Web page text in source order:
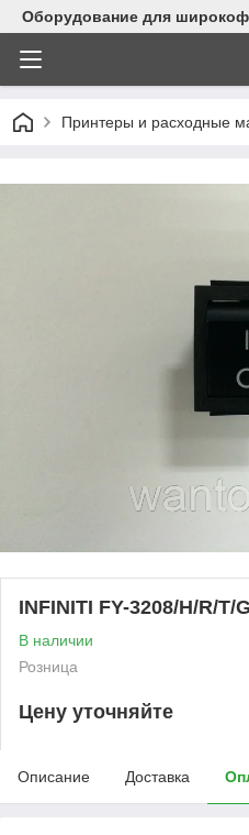
Оборудование для
Принтеры и расходные
INFINITI FY-3208/H/R/T/
В наличии
Розница
Цену уточняйте
Описание Доставка